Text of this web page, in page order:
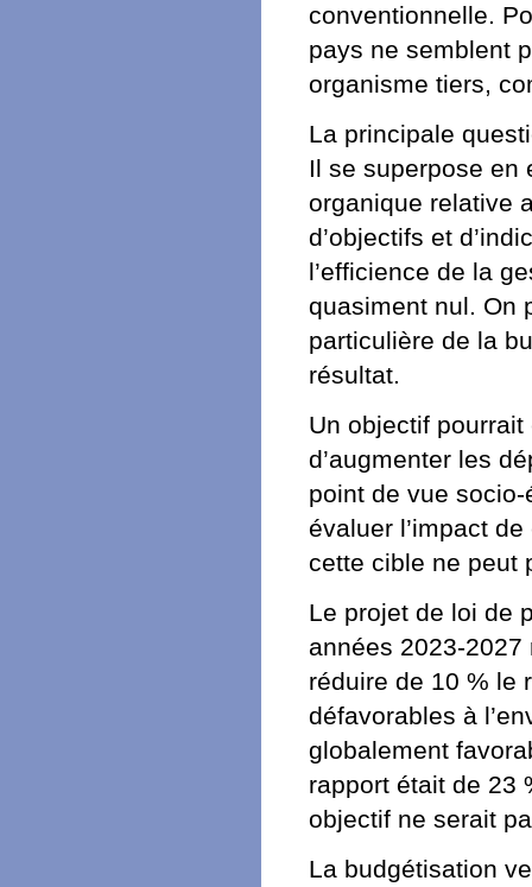
conventionnelle.
pays ne semblent
organisme tiers,
La principale
Il se superpose en
organique relative
d’objectifs et
l’efficience de la
quasiment nul. On
particulière de la
résultat.
Un objectif
d’augmenter les
point de vue
évaluer l’impact
cette cible ne peut
Le projet de loi de
années 2023-
réduire de 10 % le
défavorables à
globalement
rapport était de 23
objectif ne serait
La budgétisation